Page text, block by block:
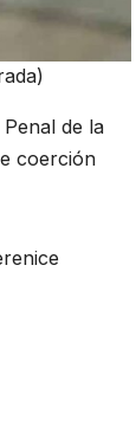
de la
coerción